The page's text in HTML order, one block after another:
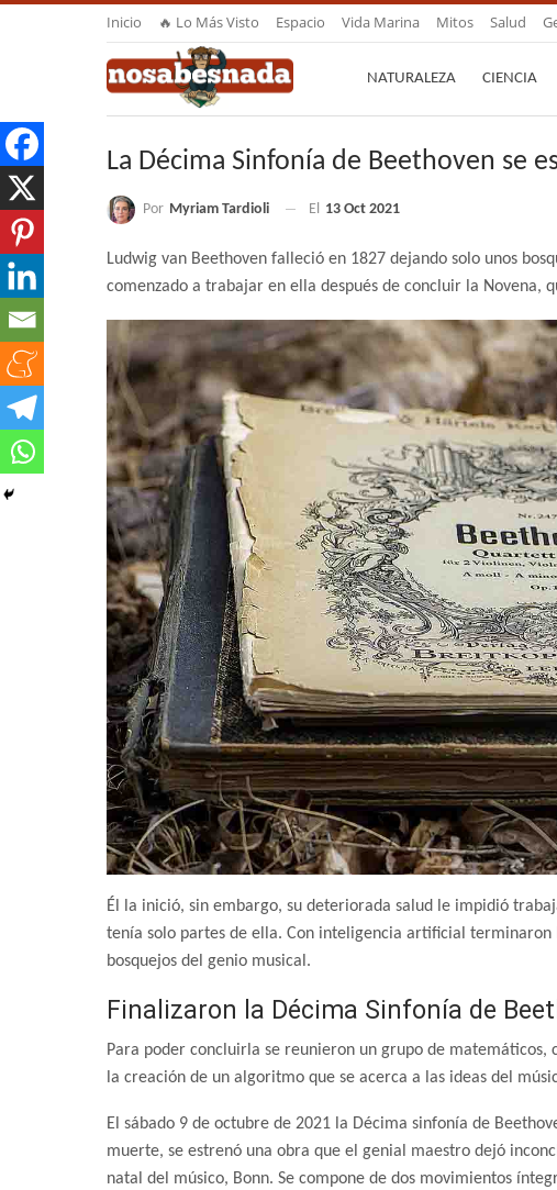
Inicio 🔥 Lo Más Visto Espacio Vida Marina Mitos Salud
NATURALEZA CIENCIA
La Décima Sinfonía de Beethoven se
Por Myriam Tardioli El 13 Oct 2021
Ludwig van Beethoven falleció en 1827 dejando solo unos
comenzado a trabajar en ella después de concluir la Novena,
Él la inició, sin embargo, su deteriorada salud le impidió
tenía solo partes de ella. Con inteligencia artificial terminaron
bosquejos del genio musical.
Finalizaron la Décima Sinfonía de
Para poder concluirla se reunieron un grupo de
la creación de un algoritmo que se acerca a las ideas del
El sábado 9 de octubre de 2021 la Décima sinfonía de
muerte, se estrenó una obra que el genial maestro dejó
natal del músico, Bonn. Se compone de dos movimientos